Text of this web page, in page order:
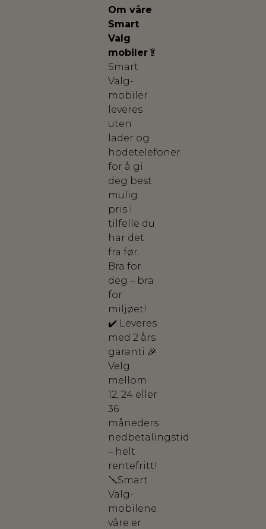
Om våre
Smart
Valg
mobiler 🥬
Smart
Valg-
mobiler
leveres
uten
lader og
hodetelefoner
for å gi
deg best
mulig
pris i
tilfelle du
har det
fra før.
Bra for
deg – bra
for
miljøet!
✔️ Leveres
med 2 års
garanti 🎉
Velg
mellom
12, 24 eller
36
måneders
nedbetalingstid
– helt
rentefritt!
🪛Smart
Valg-
mobilene
våre er